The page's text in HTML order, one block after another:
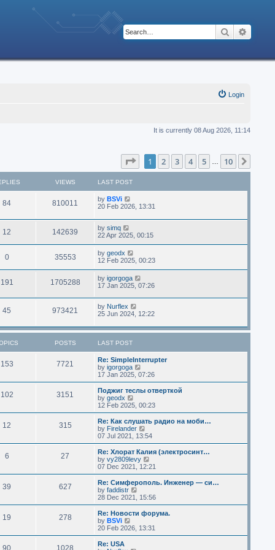
Search
Login
It is currently 08 Aug 2026, 11:14
Page of 10
1 2 3 4 5 10
VIEWS LAST POST
84 810011 by BSVi
20 Feb 2026, 13:31
12 142639 by simq
22 Apr 2025, 00:15
0 35553 by geodx
12 Feb 2025, 00:23
191 1705288 by igorgoga
17 Jan 2025, 07:26
45 973421 by Nurflex
25 Jun 2024, 12:22
POSTS LAST POST
153 7721
Re: SimpleInterrupter
by igorgoga
i
e
w
h
a
t
e
t
p
o
s
t
17 Jan 2025, 07:26
102 3151
Поджиг теслы отверткой
by geodx
i
e
w
t
h
a
t
e
t
p
o
s
t
12 Feb 2025, 00:23
12 315
Re: Как слушать радио на моби…
by Firelander
i
e
w
t
h
a
t
e
t
o
s
07 Jul 2021, 13:54
6 27
Re: Хлорат Калия (электросинт…
by vy2809levy
i
e
w
h
a
t
e
07 Dec 2021, 12:21
39 627
Re: Симферополь. Инженер — си…
by faddistr
e
w
h
28 Dec 2021, 15:56
19 278
Re: Новости форума.
by BSVi
i
e
20 Feb 2026, 13:31
90 1028
Re: USA